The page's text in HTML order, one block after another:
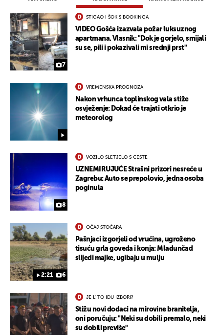
7
STIGAO I ŠOK S BOOKINGA
VIDEO Gošća izazvala požar luksuznog
apartmana. Vlasnik: "Dok je gorjelo, smijali
su se, pili i pokazivali mi srednji prst"
VREMENSKA PROGNOZA
Nakon vrhunca toplinskog vala stiže
osvježenje: Dokad će trajati otkrio je
meteorolog
8
VOZILO SLETJELO S CESTE
UZNEMIRUJUĆE Strašni prizori nesreće u
Zagrebu: Auto se prepolovio, jedna osoba
poginula
2:21 6
OČAJ STOČARA
Pašnjaci izgorjeli od vrućina, ugroženo
tisuću grla goveda i konja: Mladunčad
slijedi majke, ugibaju u mulju
JE L' TO IDU IZBORI?
Stižu novi dodaci na mirovine branitelja,
oni poručuju: "Neki su dobili premalo, neki
su dobili previše"
UKLJUČITE NOTIFIKACIJE